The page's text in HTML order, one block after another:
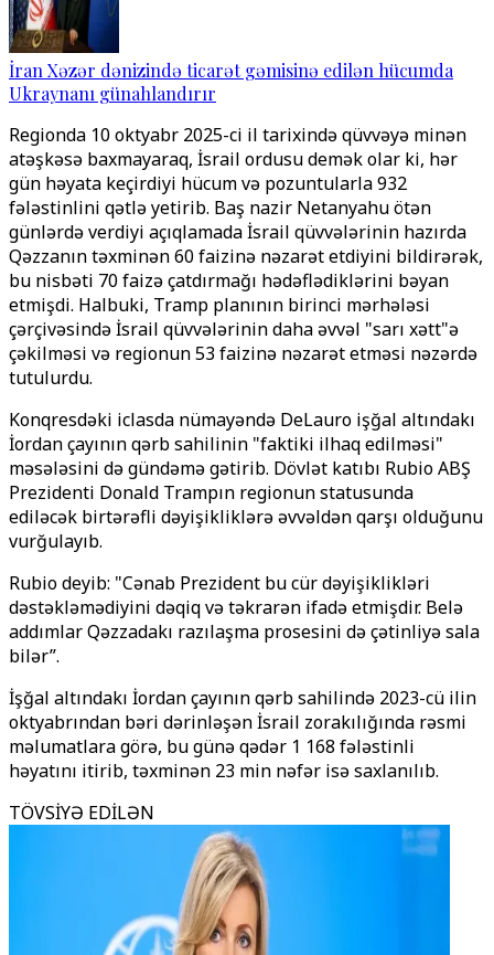
İran Xəzər dənizində ticarət gəmisinə edilən hücumda
Ukraynanı günahlandırır
Regionda 10 oktyabr 2025-ci il tarixində qüvvəyə minən
atəşkəsə baxmayaraq, İsrail ordusu demək olar ki, hər
gün həyata keçirdiyi hücum və pozuntularla 932
fələstinlini qətlə yetirib. Baş nazir Netanyahu ötən
günlərdə verdiyi açıqlamada İsrail qüvvələrinin hazırda
Qəzzanın təxminən 60 faizinə nəzarət etdiyini bildirərək,
bu nisbəti 70 faizə çatdırmağı hədəflədiklərini bəyan
etmişdi. Halbuki, Tramp planının birinci mərhələsi
çərçivəsində İsrail qüvvələrinin daha əvvəl "sarı xətt"ə
çəkilməsi və regionun 53 faizinə nəzarət etməsi nəzərdə
tutulurdu.
Konqresdəki iclasda nümayəndə DeLauro işğal altındakı
İordan çayının qərb sahilinin "faktiki ilhaq edilməsi"
məsələsini də gündəmə gətirib. Dövlət katıbı Rubio ABŞ
Prezidenti Donald Trampın regionun statusunda
ediləcək birtərəfli dəyişikliklərə əvvəldən qarşı olduğunu
vurğulayıb.
Rubio deyib: "Cənab Prezident bu cür dəyişiklikləri
dəstəkləmədiyini dəqiq və təkrarən ifadə etmişdir. Belə
addımlar Qəzzadakı razılaşma prosesini də çətinliyə sala
bilər”.
İşğal altındakı İordan çayının qərb sahilində 2023-cü ilin
oktyabrından bəri dərinləşən İsrail zorakılığında rəsmi
məlumatlara görə, bu günə qədər 1 168 fələstinli
həyatını itirib, təxminən 23 min nəfər isə saxlanılıb.
TÖVSİYƏ EDİLƏN